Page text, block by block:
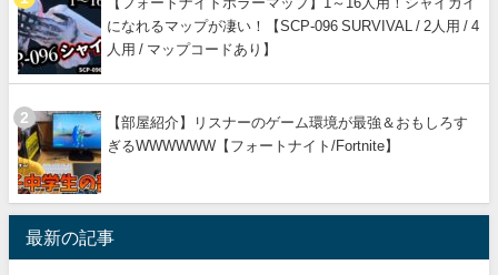
になれるマップが凄い！【SCP-096 SURVIVAL / 2人用 / 4
人用 / マップコードあり】
【部屋紹介】リスナーのゲーム環境が最強＆おもしろす
ぎるWWWWWW【フォートナイト/Fortnite】
最新の記事